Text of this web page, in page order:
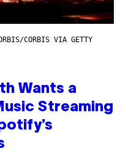
CORBIS VIA GETTY
Wants a
Streaming